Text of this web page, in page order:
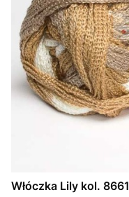
Włóczka Lily kol. 8661